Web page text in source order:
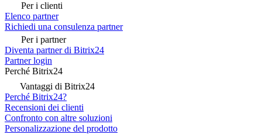
Per i clienti
Elenco partner
Richiedi una consulenza partner
Per i partner
Diventa partner di Bitrix24
Partner login
Perché Bitrix24
Vantaggi di Bitrix24
Perché Bitrix24?
Recensioni dei clienti
Confronto con altre soluzioni
Personalizzazione del prodotto